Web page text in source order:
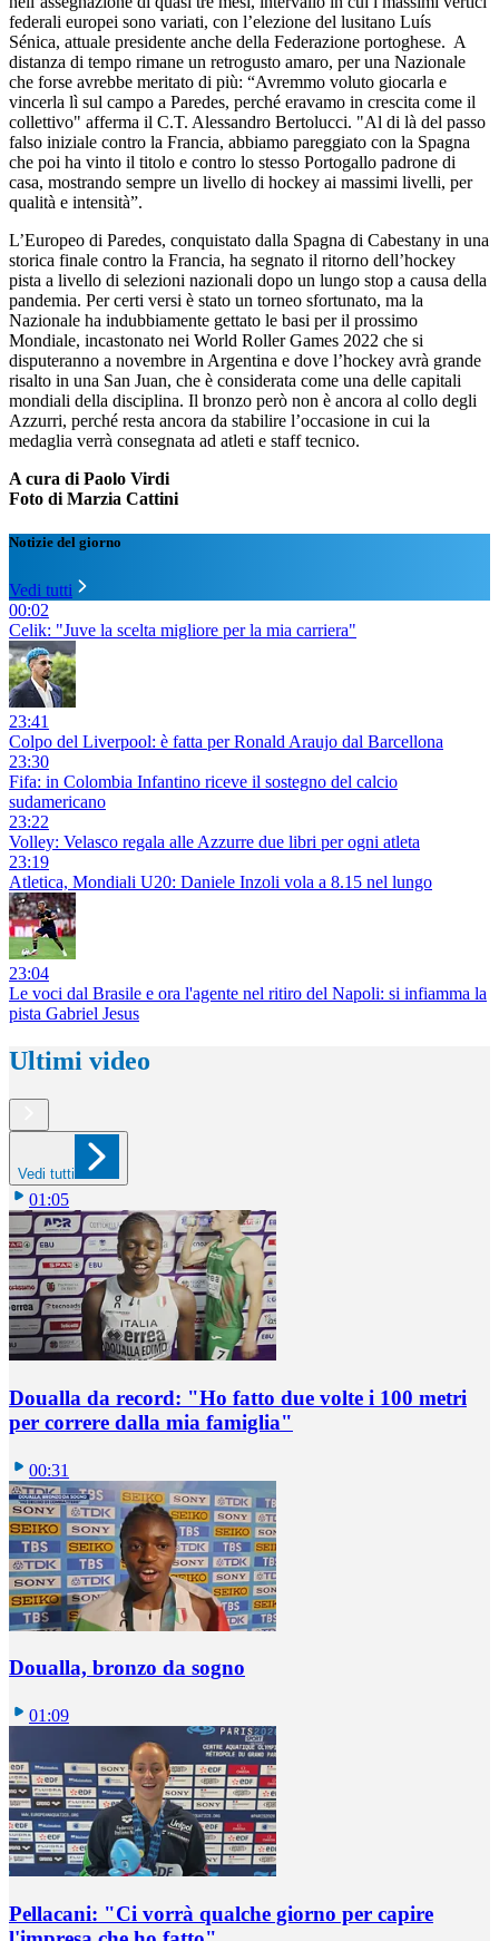
federali europei sono variati, con l’elezione del lusitano Luís
Sénica, attuale presidente anche della Federazione portoghese. A
distanza di tempo rimane un retrogusto amaro, per una Nazionale
che forse avrebbe meritato di più: “Avremmo voluto giocarla e
vincerla lì sul campo a Paredes, perché eravamo in crescita come il
collettivo" afferma il C.T. Alessandro Bertolucci. "Al di là del passo
falso iniziale contro la Francia, abbiamo pareggiato con la Spagna
che poi ha vinto il titolo e contro lo stesso Portogallo padrone di
casa, mostrando sempre un livello di hockey ai massimi livelli, per
qualità e intensità”.
L’Europeo di Paredes, conquistato dalla Spagna di Cabestany in una
storica finale contro la Francia, ha segnato il ritorno dell’hockey
pista a livello di selezioni nazionali dopo un lungo stop a causa della
pandemia. Per certi versi è stato un torneo sfortunato, ma la
Nazionale ha indubbiamente gettato le basi per il prossimo
Mondiale, incastonato nei World Roller Games 2022 che si
disputeranno a novembre in Argentina e dove l’hockey avrà grande
risalto in una San Juan, che è considerata come una delle capitali
mondiali della disciplina. Il bronzo però non è ancora al collo degli
Azzurri, perché resta ancora da stabilire l’occasione in cui la
medaglia verrà consegnata ad atleti e staff tecnico.
A cura di Paolo Virdi
Foto di Marzia Cattini
Notizie del giorno
Vedi tutti
00:02
Celik: "Juve la scelta migliore per la mia carriera"
23:41
Colpo del Liverpool: è fatta per Ronald Araujo dal Barcellona
23:30
Fifa: in Colombia Infantino riceve il sostegno del calcio
sudamericano
23:22
Volley: Velasco regala alle Azzurre due libri per ogni atleta
23:19
Atletica, Mondiali U20: Daniele Inzoli vola a 8.15 nel lungo
23:04
Le voci dal Brasile e ora l'agente nel ritiro del Napoli: si infiamma la
pista Gabriel Jesus
Ultimi video
Vedi tutti
01:05
Doualla da record: "Ho fatto due volte i 100 metri
per correre dalla mia famiglia"
00:31
Doualla, bronzo da sogno
01:09
Pellacani: "Ci vorrà qualche giorno per capire